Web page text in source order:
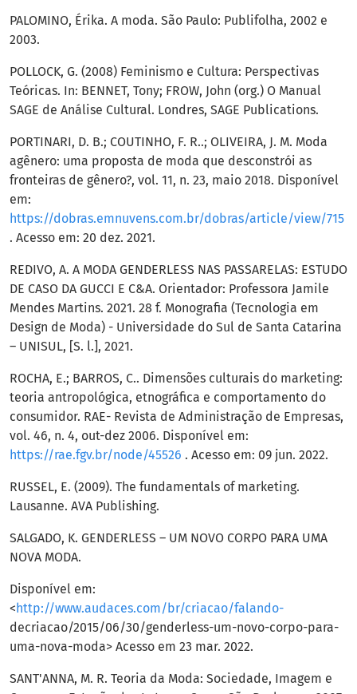
PALOMINO, Érika. A moda. São Paulo: Publifolha, 2002 e
2003.
POLLOCK, G. (2008) Feminismo e Cultura: Perspectivas
Teóricas. In: BENNET, Tony; FROW, John (org.) O Manual
SAGE de Análise Cultural. Londres, SAGE Publications.
PORTINARI, D. B.; COUTINHO, F. R..; OLIVEIRA, J. M. Moda
agênero: uma proposta de moda que desconstrói as
fronteiras de gênero?, vol. 11, n. 23, maio 2018. Disponível
em:
https://dobras.emnuvens.com.br/dobras/article/view/715
. Acesso em: 20 dez. 2021.
REDIVO, A. A MODA GENDERLESS NAS PASSARELAS: ESTUDO
DE CASO DA GUCCI E C&A. Orientador: Professora Jamile
Mendes Martins. 2021. 28 f. Monografia (Tecnologia em
Design de Moda) - Universidade do Sul de Santa Catarina
– UNISUL, [S. l.], 2021.
ROCHA, E.; BARROS, C.. Dimensões culturais do marketing:
teoria antropológica, etnográfica e comportamento do
consumidor. RAE- Revista de Administração de Empresas,
vol. 46, n. 4, out-dez 2006. Disponível em:
https://rae.fgv.br/node/45526 . Acesso em: 09 jun. 2022.
RUSSEL, E. (2009). The fundamentals of marketing.
Lausanne. AVA Publishing.
SALGADO, K. GENDERLESS – UM NOVO CORPO PARA UMA
NOVA MODA.
Disponível em:
< http://www.audaces.com/br/criacao/falando-
decriacao/2015/06/30/genderless-um-novo-corpo-para-
uma-nova-moda> Acesso em 23 mar. 2022.
SANT'ANNA, M. R. Teoria da Moda: Sociedade, Imagem e